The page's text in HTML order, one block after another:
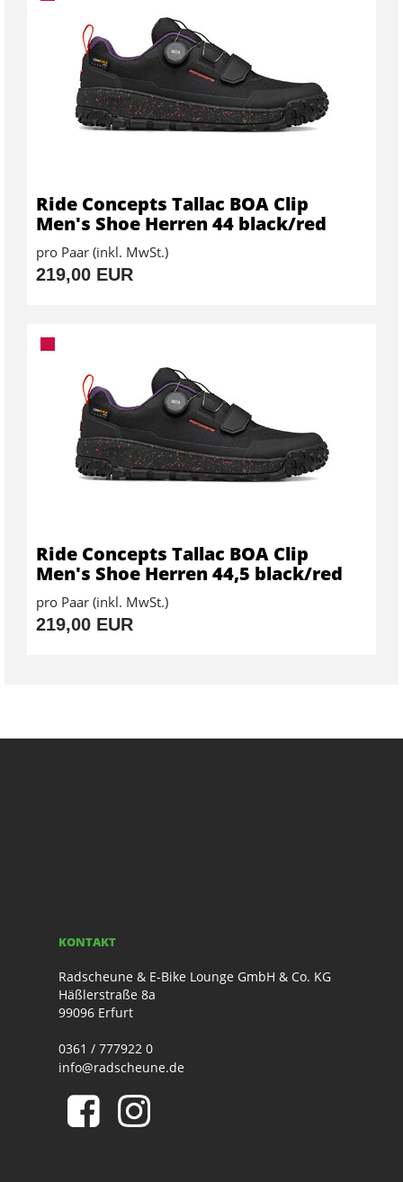
Ride Concepts Tallac BOA Clip
Men's Shoe Herren 44 black/red
pro Paar (inkl. MwSt.)
219,00 EUR
Ride Concepts Tallac BOA Clip
Men's Shoe Herren 44,5 black/red
pro Paar (inkl. MwSt.)
219,00 EUR
KONTAKT
Radscheune & E-Bike Lounge GmbH & Co. KG
Häßlerstraße 8a
99096 Erfurt
0361 / 777922 0
info@radscheune.de